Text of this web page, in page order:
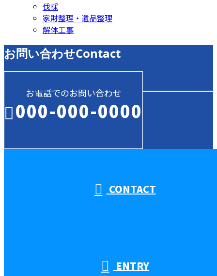
伐採
家財整理・遺品整理
解体工事
お問い合わせContact
お電話でのお問い合わせ
000-000-0000
CONTACT
ENTRY